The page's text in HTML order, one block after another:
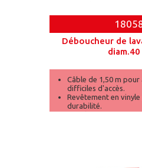
Déboucheur de
diam.40
Câble de 1,50 m
difficiles d'accès.
Revêtement en
durabilité.
Tête brosse pour un